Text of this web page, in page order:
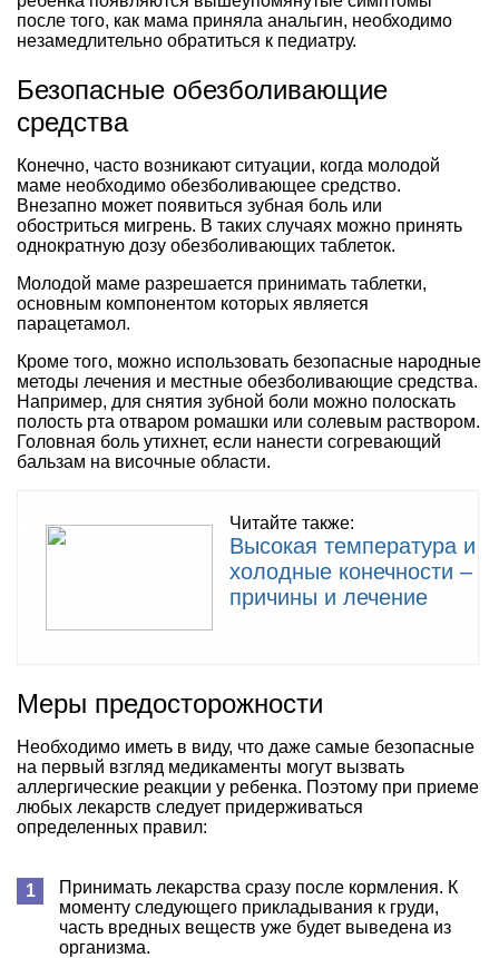
после того, как мама приняла анальгин, необходимо
незамедлительно обратиться к педиатру.
Безопасные обезболивающие
средства
Конечно, часто возникают ситуации, когда молодой
маме необходимо обезболивающее средство.
Внезапно может появиться зубная боль или
обостриться мигрень. В таких случаях можно принять
однократную дозу обезболивающих таблеток.
Молодой маме разрешается принимать таблетки,
основным компонентом которых является
парацетамол.
Кроме того, можно использовать безопасные народные
методы лечения и местные обезболивающие средства.
Например, для снятия зубной боли можно полоскать
полость рта отваром ромашки или солевым раствором.
Головная боль утихнет, если нанести согревающий
бальзам на височные области.
Читайте также:
Высокая температура и
холодные конечности –
причины и лечение
Меры предосторожности
Необходимо иметь в виду, что даже самые безопасные
на первый взгляд медикаменты могут вызвать
аллергические реакции у ребенка. Поэтому при приеме
любых лекарств следует придерживаться
определенных правил:
Принимать лекарства сразу после кормления. К
моменту следующего прикладывания к груди,
часть вредных веществ уже будет выведена из
организма.